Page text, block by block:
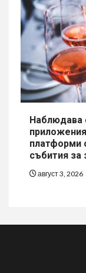
Наблюдава
платформи
събития за
август 3, 2026